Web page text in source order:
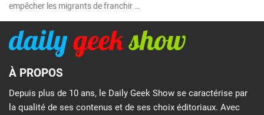
empêcher les migrants de franchir …
À PROPOS
Depuis plus de 10 ans, le Daily Geek Show se caractérise par
la qualité de ses contenus et de ses choix éditoriaux. Avec